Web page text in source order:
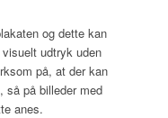
og dette kan
udtryk uden
på, at der kan
så på billeder med
anes.